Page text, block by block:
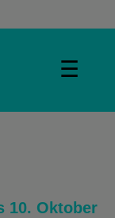
☰
10. Oktober